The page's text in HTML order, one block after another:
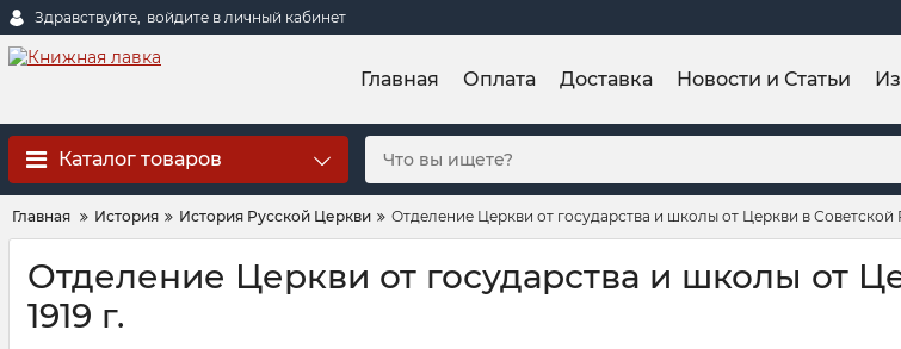
Здравствуйте, войдите в личный кабинет
Главная Оплата Доставка Новости и Статьи
Каталог товаров
Главная История История Русской Церкви Отделение Церкви от государства и школы от Церкви в Советской
Отделение Церкви от государства и школы от
1919 г.